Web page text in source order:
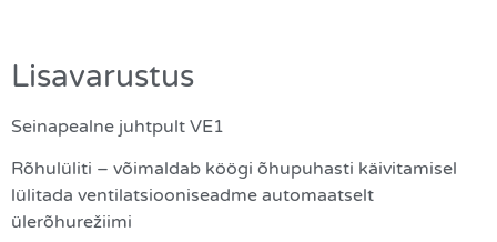
Lisavarustus
Seinapealne juhtpult VE1
Rõhulüliti – võimaldab köögi õhupuhasti käivitamisel
lülitada ventilatsiooniseadme automaatselt
ülerõhurežiimi